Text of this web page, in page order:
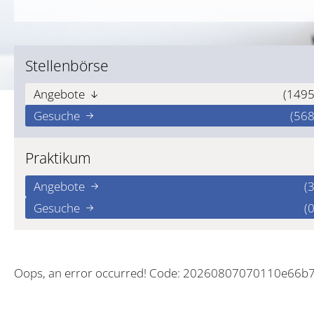
Stellenbörse
Angebote
Gesuche
Praktikum
Angebote
Gesuche
Oops, an error occurred! Code: